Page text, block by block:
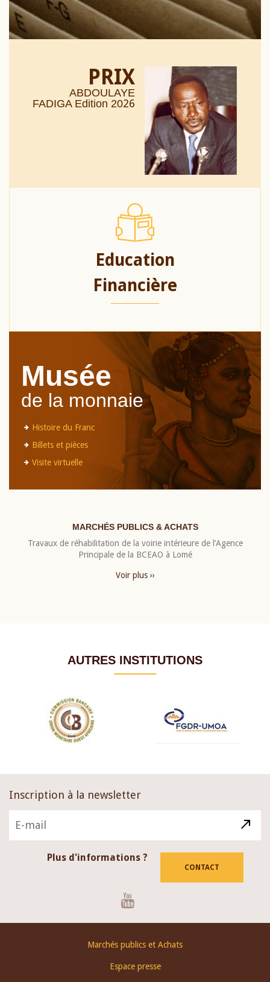
PRIX
ABDOULAYE
FADIGA Edition 2026
Education
Financière
Musée
de la monnaie
Histoire du Franc
Billets et pièces
Visite virtuelle
MARCHÉS PUBLICS & ACHATS
Travaux de réhabilitation de la voirie intérieure de l’Agence
Principale de la BCEAO à Lomé
Voir plus ››
AUTRES INSTITUTIONS
Inscription à la newsletter
Plus d'informations ?
CONTACT
Marchés publics et Achats
Espace presse